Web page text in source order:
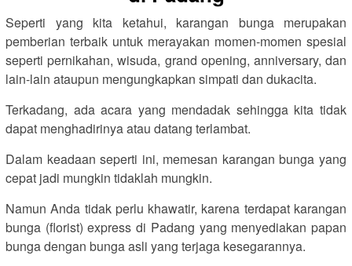
Seperti yang kita ketahui, karangan bunga merupakan
pemberian terbaik untuk merayakan momen-momen spesial
seperti pernikahan, wisuda, grand opening, anniversary, dan
lain-lain ataupun mengungkapkan simpati dan dukacita.
Terkadang, ada acara yang mendadak sehingga kita tidak
dapat menghadirinya atau datang terlambat.
Dalam keadaan seperti ini, memesan karangan bunga yang
cepat jadi mungkin tidaklah mungkin.
Namun Anda tidak perlu khawatir, karena terdapat karangan
bunga (florist) express di Padang yang menyediakan papan
bunga dengan bunga asli yang terjaga kesegarannya.